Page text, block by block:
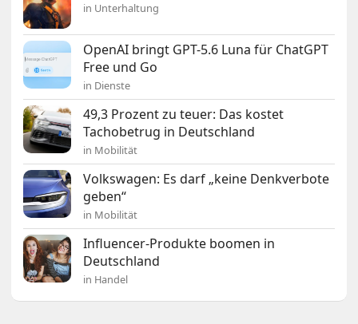
in Unterhaltung
OpenAI bringt GPT-5.6 Luna für ChatGPT
Free und Go
in Dienste
49,3 Prozent zu teuer: Das kostet
Tachobetrug in Deutschland
in Mobilität
Volkswagen: Es darf „keine Denkverbote
geben“
in Mobilität
Influencer-Produkte boomen in
Deutschland
in Handel